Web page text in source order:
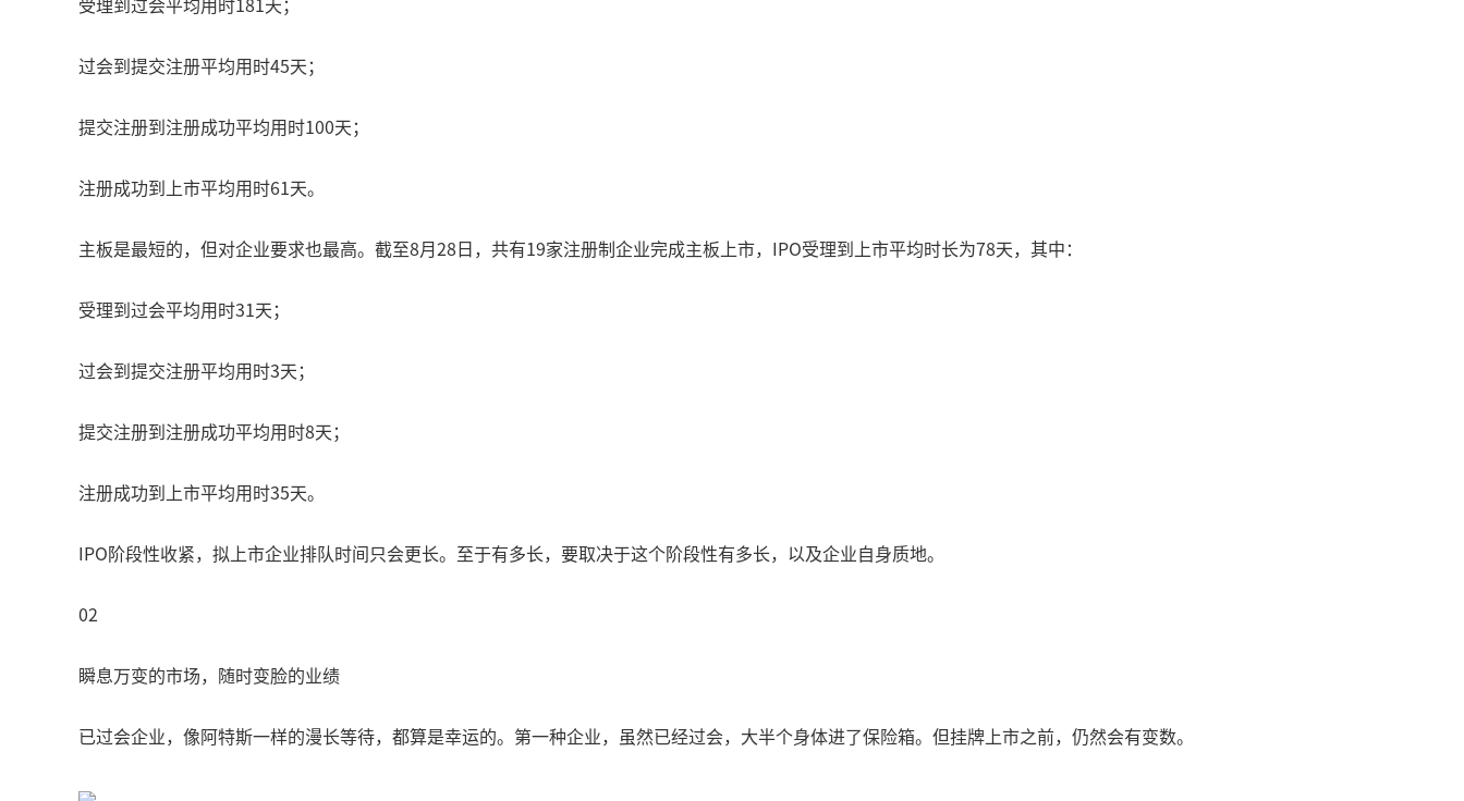
过会到提交注册平均用时45天；
提交注册到注册成功平均用时100天；
注册成功到上市平均用时61天。
主板是最短的，但对企业要求也最高。截至8月28日，共有19家注册制企业完成主板上市，IPO受理到上市平均时长为78天，其中：
受理到过会平均用时31天；
过会到提交注册平均用时3天；
提交注册到注册成功平均用时8天；
注册成功到上市平均用时35天。
IPO阶段性收紧，拟上市企业排队时间只会更长。至于有多长，要取决于这个阶段性有多长，以及企业自身质地。
02
瞬息万变的市场，随时变脸的业绩
已过会企业，像阿特斯一样的漫长等待，都算是幸运的。第一种企业，虽然已经过会，大半个身体进了保险箱。但挂牌上市之前，仍然会有变数。